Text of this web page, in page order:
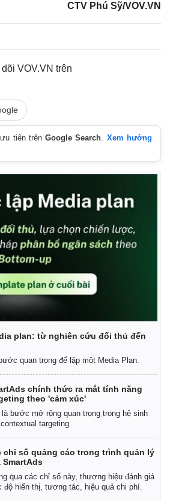
Giá vàng
Tiêu dùng
Tỷ giá
Chứng khoán
Giá cà phê
CTV Phú Sỹ/VOV.VN
VOV.VN trên
ưu tiên trênGoogle Search. Xem hướng
plan: từ nghiên cứu đối thủ đến
quan trọng để lập một Media Plan.
chính thức ra mắt tính năng
theo 'cảm xúc'
bước mở rộng quan trọng trong hệ sinh
targeting.
chỉ số quảng cáo trong trình quản lý
SmartAds
qua các chỉ số này, thương hiệu đánh giá
độ hiển thị, tương tác, hiệu quả chi phí.